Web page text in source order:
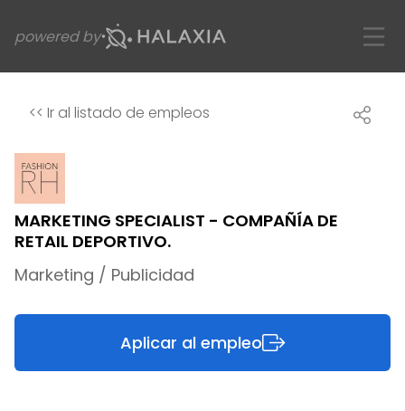
powered by
<< Ir al listado de empleos
MARKETING SPECIALIST - COMPAÑÍA DE
RETAIL DEPORTIVO.
Marketing / Publicidad
Aplicar al empleo